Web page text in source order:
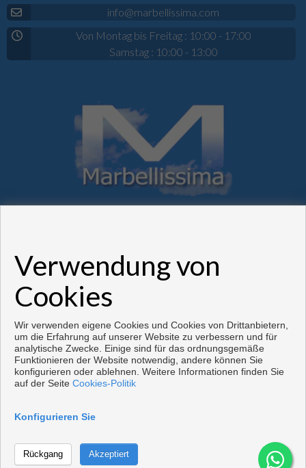
info@marbellissima.com
Von Montag bis Freitag : 10:00 - 17:00
Samstag : 10:00 - 13:00
Wohnungen und häuser zum verkauf in Marbella
Copyright © 2026. Alle Rechte vorbehalten.
Cookies policy
Verwendung von
Cookies
Wir verwenden eigene Cookies und Cookies von Drittanbietern,
um die Erfahrung auf unserer Website zu verbessern und für
analytische Zwecke. Einige sind für das ordnungsgemäße
Funktionieren der Website notwendig, andere können Sie
konfigurieren oder ablehnen. Weitere Informationen finden Sie
auf der Seite Cookies-Politik
Konfigurieren Sie